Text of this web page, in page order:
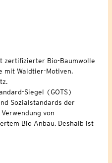
zertifizierter Bio-Baumwolle
mit Waldtier-Motiven.
Siegel (GOTS)
Sozialstandards der
von
Bio-Anbau. Deshalb ist